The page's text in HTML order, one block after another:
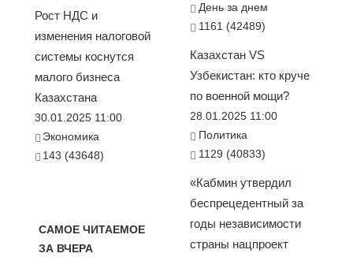
Рост НДС и
изменения налоговой
системы коснутся
малого бизнеса
Казахстана
30.01.2025 11:00
Экономика
143 (43648)
САМОЕ ЧИТАЕМОЕ
ЗА ВЧЕРА
День за днем
1161 (42489)
Казахстан VS
Узбекистан: кто круче
по военной мощи?
28.01.2025 11:00
Политика
1129 (40833)
«Кабмин утвердил
беспрецедентный за
годы независимости
страны нацпроект